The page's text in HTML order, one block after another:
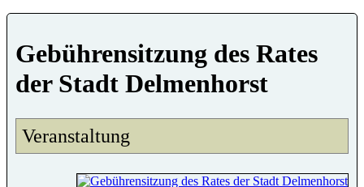
Gebührensitzung des Rates
der Stadt Delmenhorst
Veranstaltung